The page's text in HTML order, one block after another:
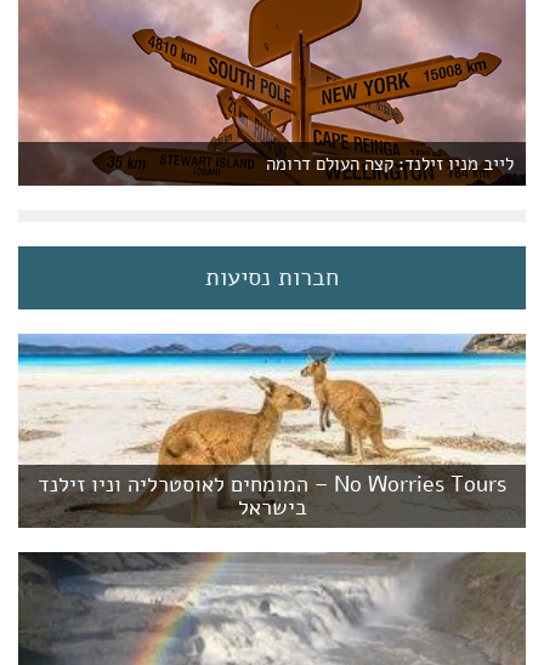
לייב מניו זילנד: קצה העולם דרומה
חברות נסיעות
No Worries Tours – המומחים לאוסטרליה וניו זילנד
בישראל